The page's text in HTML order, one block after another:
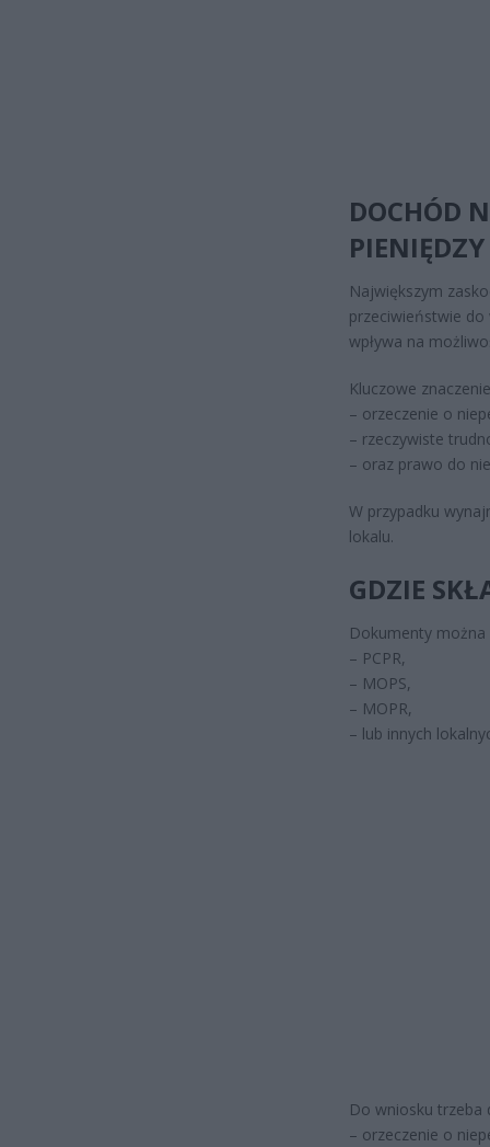
DOCHÓD
PIENIĘDZY
Największym
przeciwieństwie
wpływa na
Kluczowe
– orzeczenie o
– rzeczywiste
– oraz prawo do
W przypadku
lokalu.
GDZIE
Dokumenty można
– PCPR,
– MOPS,
– MOPR,
– lub innych
Do wniosku trzeba
– orzeczenie o